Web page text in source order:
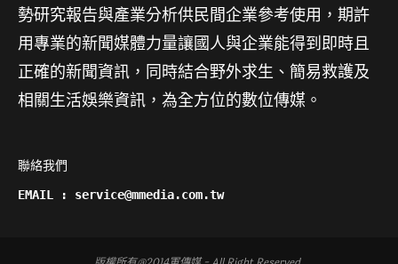
勢研究報告與產業分析供民間企業參考使用，期許
用專業的新聞媒體力量讓國人與企業能得到即時且
正確的新聞資訊，同時結合野外求生、簡易救護及
相關生活娛樂資訊，為全方位的數位傳媒。
聯絡我們
EMAIL : service@mmedia.com.tw